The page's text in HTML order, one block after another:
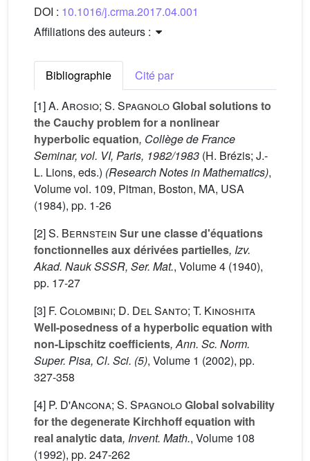
DOI : 10.1016/j.crma.2017.04.001
Affiliations des auteurs :
Bibliographie
Cité par
[1]A. Arosio; S. SpagnoloGlobal solutions to
the Cauchy problem for a nonlinear
hyperbolic equation, Collège de France
Seminar, vol. VI, Paris, 1982/1983 (H. Brézis; J.-
L. Lions, eds.) (Research Notes in Mathematics),
Volume vol. 109, Pitman, Boston, MA, USA
(1984), pp. 1-26
[2]S. Bernstein Sur une classe d'équations
fonctionnelles aux dérivées partielles, Izv.
Akad. Nauk SSSR, Ser. Mat., Volume 4 (1940),
pp. 17-27
[3] F. Colombini; D. Del Santo; T. Kinoshita
Well-posedness of a hyperbolic equation with
non-Lipschitz coefficients, Ann. Sc. Norm.
Super. Pisa, Cl. Sci. (5), Volume 1 (2002), pp.
327-358
[4] P. D'Ancona; S. SpagnoloGlobal solvability
for the degenerate Kirchhoff equation with
real analytic data, Invent. Math., Volume 108
(1992), pp. 247-262